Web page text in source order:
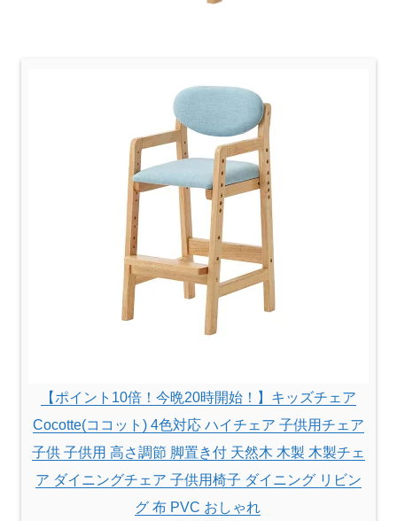
【ポイント10倍！今晩20時開始！】キッズチェア
Cocotte(ココット) 4色対応 ハイチェア 子供用チェア
子供 子供用 高さ調節 脚置き付 天然木 木製 木製チェ
ア ダイニングチェア 子供用椅子 ダイニング リビン
グ 布 PVC おしゃれ